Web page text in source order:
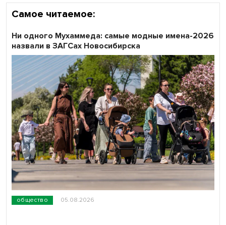
Самое читаемое:
общество 05.08.2026
Ни одного Мухаммеда: самые модные имена-2026
назвали в ЗАГСах Новосибирска